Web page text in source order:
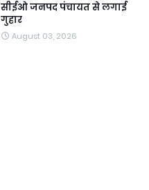
सीईओ जनपद पंचायत से लगाई
गुहार
August 03, 2026